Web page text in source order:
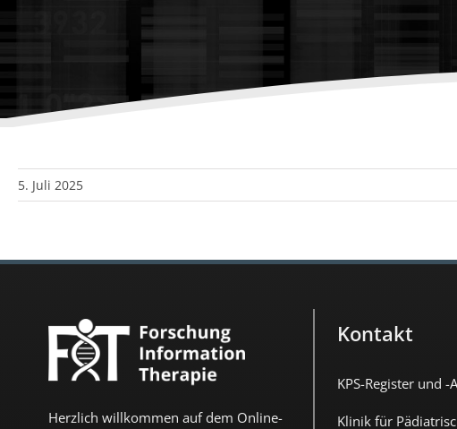
5. Juli 2025
Herzlich willkommen auf dem Online-
Kontakt
KPS-Register und -
Klinik für